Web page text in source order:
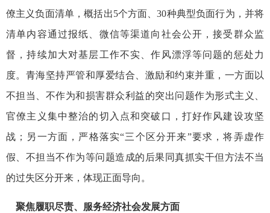
僚主义负面清单，概括出5个方面、30种典型负面行为，并将
清单内容通过报纸、微信等渠道向社会公开，接受群众监
督，持续加大对基层工作不实、作风漂浮等问题的惩处力
度。青海坚持严管和厚爱结合、激励和约束并重，一方面以
不担当、不作为和损害群众利益的突出问题作为形式主义、
官僚主义集中整治的切入点和突破口，打好作风建设攻坚
战；另一方面，严格落实“三个区分开来”要求，将弄虚作
假、不担当不作为等问题造成的后果同真抓实干但方法不当
的过失区分开来，体现正面导向。
聚焦履职尽责、服务经济社会发展方面